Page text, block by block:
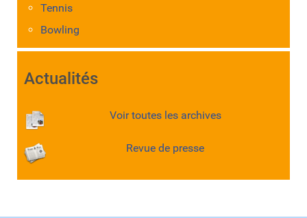
Tennis
Bowling
Actualités
Voir toutes les archives
Revue de presse